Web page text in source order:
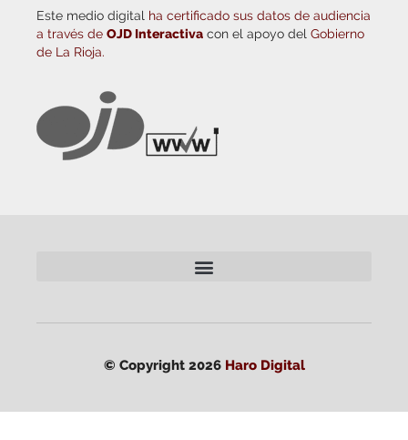
Este medio digital ha certificado sus datos de audiencia
a través de OJD Interactiva con el apoyo del Gobierno
de La Rioja.
© Copyright 2026 Haro Digital